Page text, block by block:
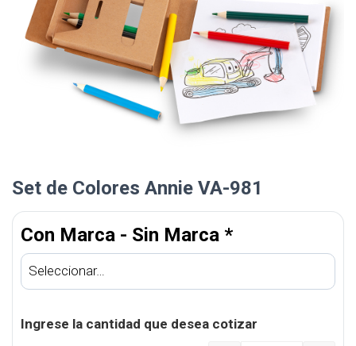
Set de Colores Annie VA-981
Con Marca - Sin Marca *
Ingrese la cantidad que desea cotizar